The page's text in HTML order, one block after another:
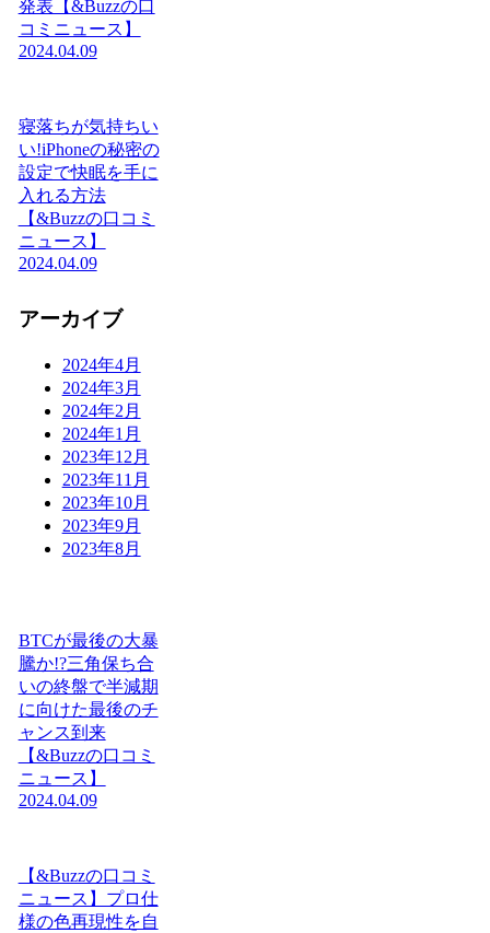
発表【&Buzzの口
コミニュース】
2024.04.09
寝落ちが気持ちい
い!iPhoneの秘密の
設定で快眠を手に
入れる方法
【&Buzzの口コミ
ニュース】
2024.04.09
アーカイブ
2024年4月
2024年3月
2024年2月
2024年1月
2023年12月
2023年11月
2023年10月
2023年9月
2023年8月
BTCが最後の大暴
騰か!?三角保ち合
いの終盤で半減期
に向けた最後のチ
ャンス到来
【&Buzzの口コミ
ニュース】
2024.04.09
【&Buzzの口コミ
ニュース】プロ仕
様の色再現性を自